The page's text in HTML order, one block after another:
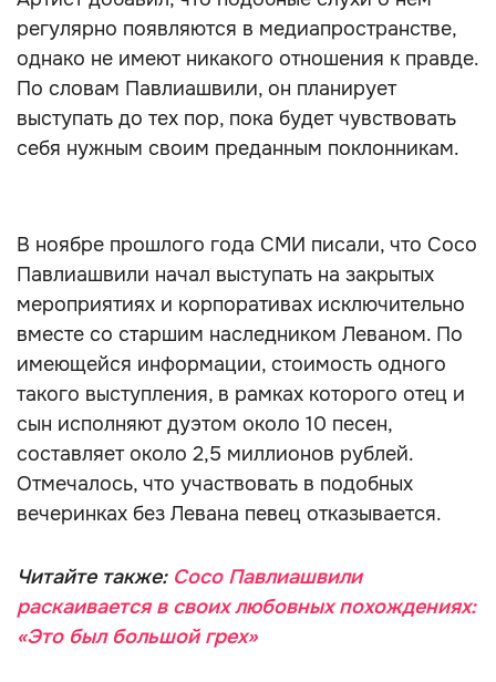
регулярно появляются в медиапространстве,
однако не имеют никакого отношения к правде.
По словам Павлиашвили, он планирует
выступать до тех пор, пока будет чувствовать
себя нужным своим преданным поклонникам.
В ноябре прошлого года СМИ писали, что Сосо
Павлиашвили начал выступать на закрытых
мероприятиях и корпоративах исключительно
вместе со старшим наследником Леваном. По
имеющейся информации, стоимость одного
такого выступления, в рамках которого отец и
сын исполняют дуэтом около 10 песен,
составляет около 2,5 миллионов рублей.
Отмечалось, что участвовать в подобных
вечеринках без Левана певец отказывается.
Читайте также: Сосо Павлиашвили
раскаивается в своих любовных похождениях:
«Это был большой грех»